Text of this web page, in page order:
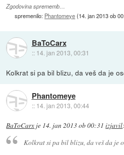
Zgodovina sprememb…
spremenilo: Phantomeye(14. jan 2013 ob
BaToCarx
:: 14. jan 2013, 00:31
Kolkrat si pa bil blizu, da veš da je
Phantomeye
:: 14. jan 2013, 00:44
BaToCarx je 14. jan 2013 ob 00:31 izjavil:
Kolkrat si pa bil blizu, da veš da je